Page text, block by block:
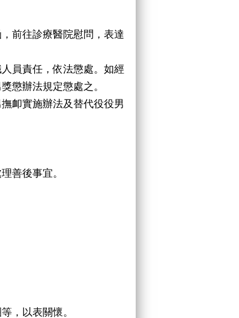
前往診療醫院慰問，表達
員責任，依法懲處。如經
懲辦法規定懲處之。
卹實施辦法及替代役役男
善後事宜。
，以表關懷。